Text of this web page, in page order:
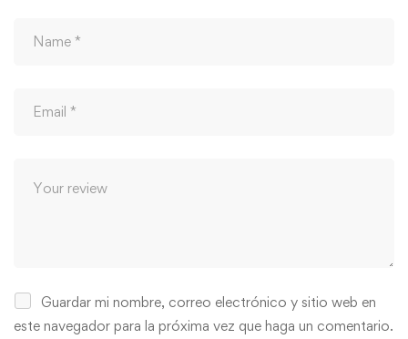
Guardar mi nombre, correo electrónico y sitio web en
este navegador para la próxima vez que haga un comentario.